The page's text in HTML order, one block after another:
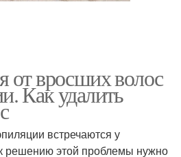
от вросших волос
Как удалить
встречаются у
решению этой проблемы нужно